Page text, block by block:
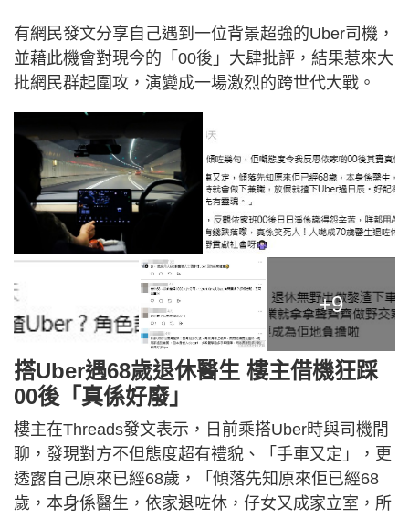
有網民發文分享自己遇到一位背景超強的Uber司機，
並藉此機會對現今的「00後」大肆批評，結果惹來大
批網民群起圍攻，演變成一場激烈的跨世代大戰。
+9
搭Uber遇68歲退休醫生 樓主借機狂踩
00後「真係好廢」
樓主在Threads發文表示，日前乘搭Uber時與司機閒
聊，發現對方不但態度超有禮貌、「手車又定」，更
透露自己原來已經68歲，「傾落先知原來佢已經68
歲，本身係醫生，依家退咗休，仔女又成家立室，所